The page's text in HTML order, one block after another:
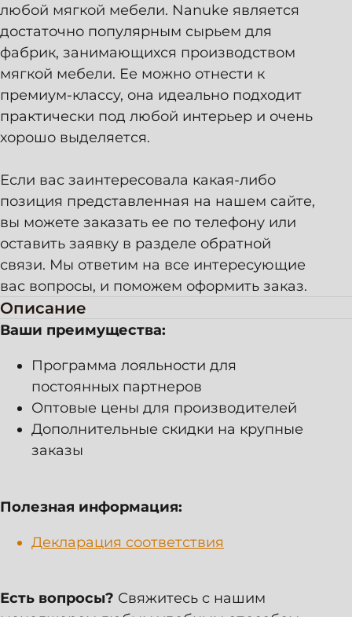
любой мягкой мебели. Nanuke является
достаточно популярным сырьем для
фабрик, занимающихся производством
мягкой мебели. Ее можно отнести к
премиум-классу, она идеально подходит
практически под любой интерьер и очень
хорошо выделяется.
Если вас заинтересовала какая-либо
позиция представленная на нашем сайте,
вы можете заказать ее по телефону или
оставить заявку в разделе обратной
связи. Мы ответим на все интересующие
вас вопросы, и поможем оформить заказ.
Описание
Ваши преимущества:
Программа лояльности для
постоянных партнеров
Оптовые цены для производителей
Дополнительные скидки на крупные
заказы
Полезная информация:
Декларация соответствия
Есть вопросы? Свяжитесь с нашим
Каталог
Распродажа